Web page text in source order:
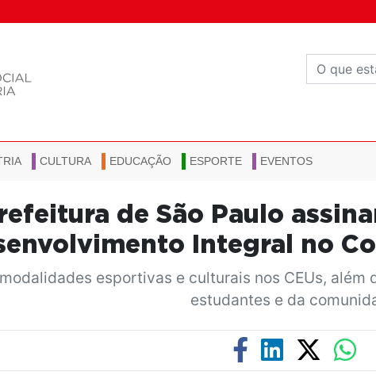
CULTURA EDUCAÇÃO ESPORTE EVENTOS
de São Paulo
Integral no
esportivas e culturais nos CEUs,
estudantes e da